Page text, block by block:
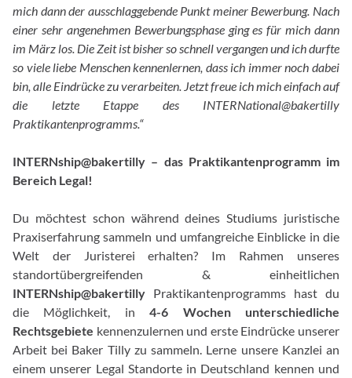
mich dann der ausschlaggebende Punkt meiner Bewerbung. Nach
einer sehr angenehmen Bewerbungsphase ging es für mich dann
im März los. Die Zeit ist bisher so schnell vergangen und ich durfte
so viele liebe Menschen kennenlernen, dass ich immer noch dabei
bin, alle Eindrücke zu verarbeiten. Jetzt freue ich mich einfach auf
die letzte Etappe des INTERNational@bakertilly
Praktikantenprogramms.“
INTERNship@bakertilly – das Praktikantenprogramm im
Bereich Legal!
Du möchtest schon während deines Studiums juristische
Praxiserfahrung sammeln und umfangreiche Einblicke in die
Welt der Juristerei erhalten? Im Rahmen unseres
standortübergreifenden & einheitlichen
INTERNship@bakertilly Praktikantenprogramms hast du
die Möglichkeit, in4-6 Wochen unterschiedliche
Rechtsgebiete kennenzulernen und erste Eindrücke unserer
Arbeit bei Baker Tilly zu sammeln. Lerne unsere Kanzlei an
einem unserer Legal Standorte in Deutschland kennen und